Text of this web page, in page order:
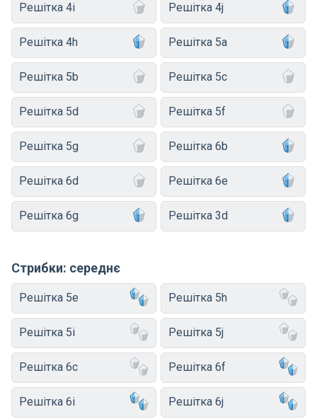
Решітка 4i Решітка 4j
Решітка 4h Решітка 5a
Решітка 5b Решітка 5c
Решітка 5d Решітка 5f
Решітка 5g Решітка 6b
Решітка 6d Решітка 6e
Решітка 6g Решітка 3d
Стрибки: середнє
Решітка 5e Решітка 5h
Решітка 5i Решітка 5j
Решітка 6c Решітка 6f
Решітка 6i Решітка 6j